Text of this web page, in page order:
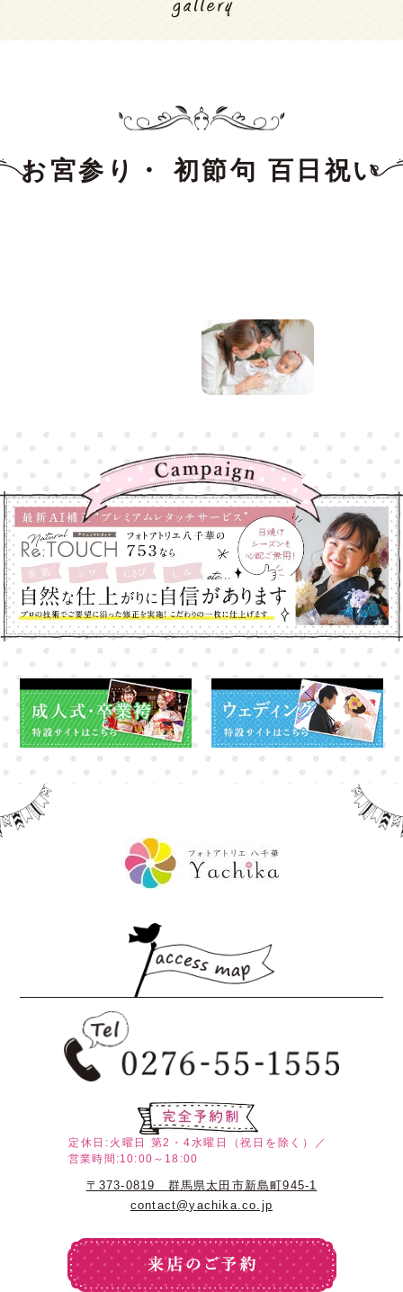
お宮参り・ 初節句 百日祝い
定休日:火曜日
第2・4水曜日（祝日を除く）／
営業時間:10:00～18:00
〒373-0819 群馬県太田市新島町945-1
contact@yachika.co.jp